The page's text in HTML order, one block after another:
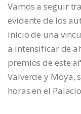
Vamos a seguir
evidente de los
inicio de una
a intensificar de
premios de este
Valverde y Moya,
horas en el